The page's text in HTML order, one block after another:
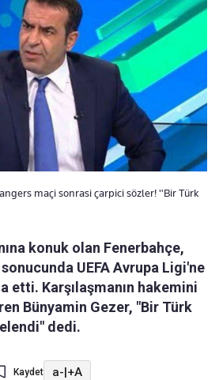
maçi sonrasi çarpici sözler! "Bir Türk
konuk olan Fenerbahçe,
UEFA Avrupa Ligi'ne
etti. Karşılaşmanın hakemini
Bünyamin Gezer, "Bir Türk
dedi.
Kaydet a-|+A